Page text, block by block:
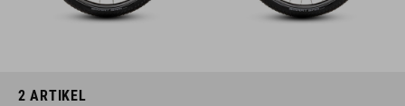
2 ARTIKEL